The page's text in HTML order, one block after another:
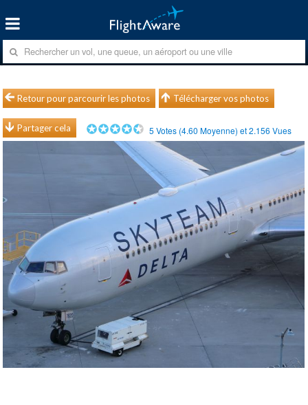
Retour pour parcourir les photos Télécharger vos photos
Partager cela 5 Votes (4.60 Moyenne) et2.156 Vues